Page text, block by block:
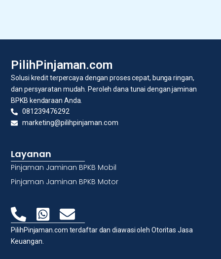
PilihPinjaman.com
Solusi kredit terpercaya dengan proses cepat, bunga ringan,
dan persyaratan mudah. Peroleh dana tunai dengan jaminan
BPKB kendaraan Anda.
081239476292
marketing@pilihpinjaman.com
Layanan
Pinjaman Jaminan BPKB Mobil
Pinjaman Jaminan BPKB Motor
PilihPinjaman.com terdaftar dan diawasi oleh Otoritas Jasa
Keuangan.